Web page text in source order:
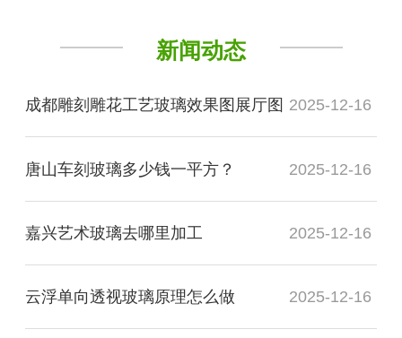
新闻动态
成都雕刻雕花工艺玻璃效果图展厅图 2025-12-16
唐山车刻玻璃多少钱一平方？ 2025-12-16
嘉兴艺术玻璃去哪里加工 2025-12-16
云浮单向透视玻璃原理怎么做 2025-12-16